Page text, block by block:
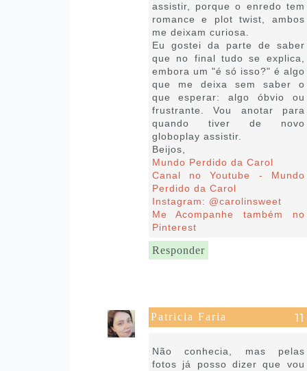
assistir, porque o enredo tem
romance e plot twist, ambos
me deixam curiosa.
Eu gostei da parte de saber
que no final tudo se explica,
embora um "é só isso?" é algo
que me deixa sem saber o
que esperar: algo óbvio ou
frustrante. Vou anotar para
quando tiver de novo
globoplay assistir.
Beijos,
Mundo Perdido da Carol
Canal no Youtube - Mundo
Perdido da Carol
Instagram: @carolinsweet
Me Acompanhe também no
Pinterest
Responder
Patricia Faria
Não conhecia, mas pelas
fotos já posso dizer que vou